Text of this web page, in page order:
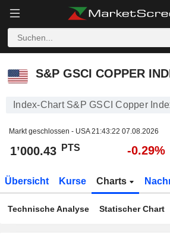
S&P GSCI COPPER
Index-Chart S&P GSCI Copper
Markt geschlossen - USA21:43:22 07.08.2026
1’000.43 PTS -0.29%
Übersicht Kurse Charts
Technische Analyse Statischer Chart